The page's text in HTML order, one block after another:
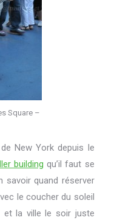
Square –
New York depuis le
building qu’il faut se
savoir quand réserver
le coucher du soleil
et la ville le soir juste